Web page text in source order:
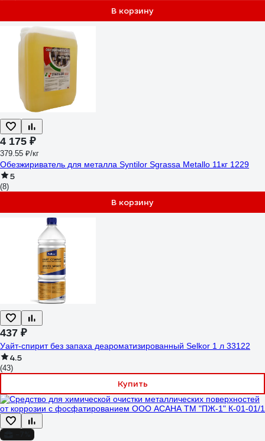
В корзину
4 175 ₽
379.55 ₽/кг
Обезжириватель для металла Syntilor Sgrassa Metallo 11кг 1229
5
(8)
В корзину
437 ₽
Уайт-спирит без запаха деароматизированный Selkor 1 л 33122
4.5
(43)
Купить